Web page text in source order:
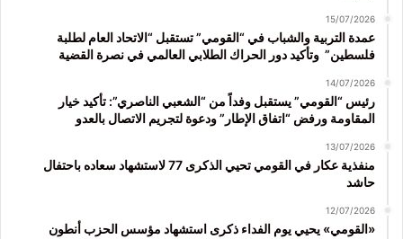
15/07/2026
عمدة التربية والشباب في “القومي” تستقبل “الاتحاد العام لطلبة
فلسطين” وتأكيد دور الحراك الطلابي العالمي في نصرة القضية
14/07/2026
رئيس “القومي” يستقبل وفداً من “الشعبي الناصري”: تأكيد خيار
المقاومة ورفض “اتفاق الإطار” ودعوة لتجريم الاتصال بالعدو
13/07/2026
منفذية عكار في القومي تحيي الذكرى 77 لاستشهاد سعاده باحتفال
حاشد
12/07/2026
«القومي» يحيي يوم الفداء ذكرى استشهاد مؤسس الحزب أنطون